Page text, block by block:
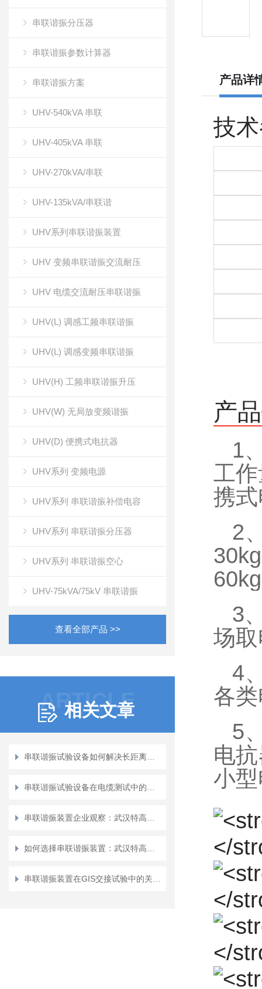
串联谐振分压器
串联谐振参数计算器
串联谐振方案
UHV-540kVA 串联
UHV-405kVA 串联
UHV-270kVA/串联
UHV-135kVA/串联谐
UHV系列串联谐振装置
UHV 变频串联谐振交流耐压
UHV 电缆交流耐压串联谐振
UHV(L) 调感工频串联谐振
UHV(L) 调感变频串联谐振
UHV(H) 工频串联谐振升压
UHV(W) 无局放变频谐振
UHV(D) 便携式电抗器
UHV系列 变频电源
UHV系列 串联谐振补偿电容
UHV系列 串联谐振分压器
UHV系列 串联谐振空心
UHV-75kVA/75kV 串联谐振
查看全部产品 >>
ARTICLE
相关文章
产品详
技
产
1
工
携
2
3
场
4
各
5
电
小